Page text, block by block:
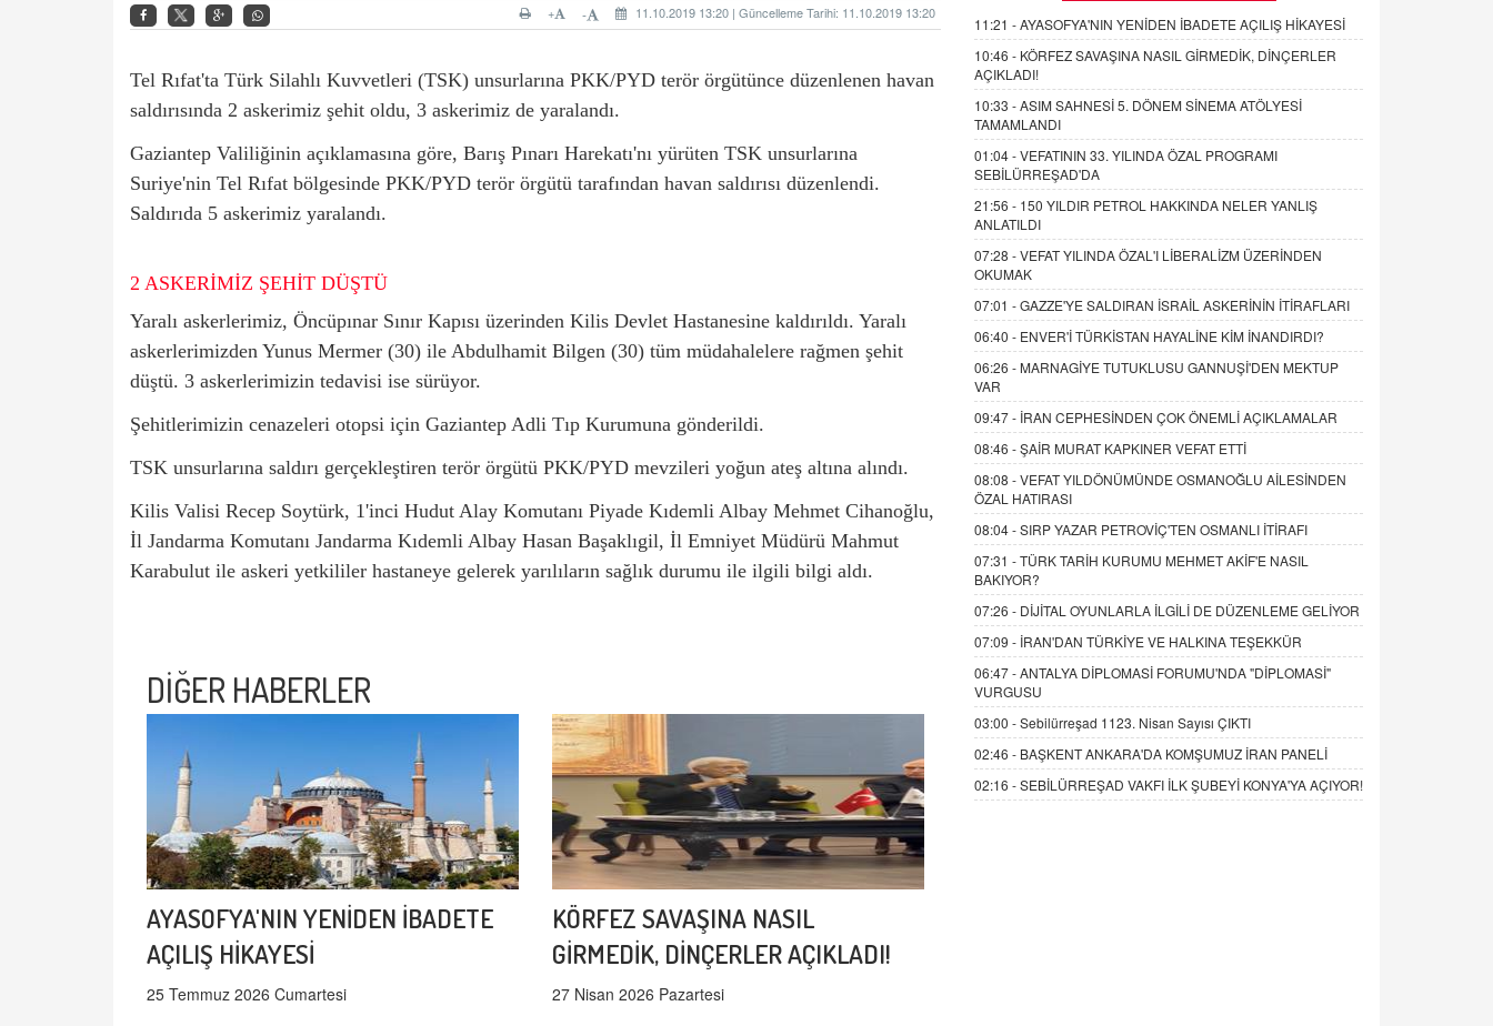
11.10.2019 13:20 | Güncelleme Tarihi: 11.10.2019 13:20
-
+
Tel Rıfat'ta Türk Silahlı Kuvvetleri (TSK) unsurlarına PKK/PYD terör örgütünce düzenlenen havan
saldırısında 2 askerimiz şehit oldu, 3 askerimiz de yaralandı.
Gaziantep Valiliğinin açıklamasına göre, Barış Pınarı Harekatı'nı yürüten TSK unsurlarına
Suriye'nin Tel Rıfat bölgesinde PKK/PYD terör örgütü tarafından havan saldırısı düzenlendi.
Saldırıda 5 askerimiz yaralandı.
2 ASKERİMİZ ŞEHİT DÜŞTÜ
Yaralı askerlerimiz, Öncüpınar Sınır Kapısı üzerinden Kilis Devlet Hastanesine kaldırıldı. Yaralı
askerlerimizden Yunus Mermer (30) ile Abdulhamit Bilgen (30) tüm müdahalelere rağmen şehit
düştü. 3 askerlerimizin tedavisi ise sürüyor.
Şehitlerimizin cenazeleri otopsi için Gaziantep Adli Tıp Kurumuna gönderildi.
TSK unsurlarına saldırı gerçekleştiren terör örgütü PKK/PYD mevzileri yoğun ateş altına alındı.
Kilis Valisi Recep Soytürk, 1'inci Hudut Alay Komutanı Piyade Kıdemli Albay Mehmet Cihanoğlu,
İl Jandarma Komutanı Jandarma Kıdemli Albay Hasan Başaklıgil, İl Emniyet Müdürü Mahmut
Karabulut ile askeri yetkililer hastaneye gelerek yarılıların sağlık durumu ile ilgili bilgi aldı.
DİĞER HABERLER
AYASOFYA'NIN YENİDEN İBADETE
AÇILIŞ HİKAYESİ
25 Temmuz 2026 Cumartesi
KÖRFEZ SAVAŞINA NASIL
GİRMEDİK, DİNÇERLER AÇIKLADI!
27 Nisan 2026 Pazartesi
11:21 -AYASOFYA'NIN YENİDEN İBADETE AÇILIŞ HİKAYESİ
10:46 - KÖRFEZ SAVAŞINA NASIL GİRMEDİK, DİNÇERLER
AÇIKLADI!
10:33 -ASIM SAHNESİ 5. DÖNEM SİNEMA ATÖLYESİ
TAMAMLANDI
01:04 -VEFATININ 33. YILINDA ÖZAL PROGRAMI
SEBİLÜRREŞAD'DA
21:56 - 150 YILDIR PETROL HAKKINDA NELER YANLIŞ
ANLATILDI
07:28 -VEFAT YILINDA ÖZAL'I LİBERALİZM ÜZERİNDEN
OKUMAK
07:01 -GAZZE'YE SALDIRAN İSRAİL ASKERİNİN İTİRAFLARI
06:40 - ENVER'İ TÜRKİSTAN HAYALİNE KİM İNANDIRDI?
06:26 - MARNAGİYE TUTUKLUSU GANNUŞİ'DEN MEKTUP
VAR
09:47 - İRAN CEPHESİNDEN ÇOK ÖNEMLİ AÇIKLAMALAR
08:46 -ŞAİR MURAT KAPKINER VEFAT ETTİ
08:08 -VEFAT YILDÖNÜMÜNDE OSMANOĞLU AİLESİNDEN
ÖZAL HATIRASI
08:04 -SIRP YAZAR PETROVİÇ'TEN OSMANLI İTİRAFI
07:31 -TÜRK TARİH KURUMU MEHMET AKİF'E NASIL
BAKIYOR?
07:26 - DİJİTAL OYUNLARLA İLGİLİ DE DÜZENLEME GELİYOR
07:09 - İRAN'DAN TÜRKİYE VE HALKINA TEŞEKKÜR
06:47 -ANTALYA DİPLOMASİ FORUMU'NDA "DİPLOMASİ"
VURGUSU
03:00 -Sebilürreşad 1123. Nisan Sayısı ÇIKTI
02:46 - BAŞKENT ANKARA'DA KOMŞUMUZ İRAN PANELİ
02:16 -SEBİLÜRREŞAD VAKFI İLK ŞUBEYİ KONYA'YA AÇIYOR!